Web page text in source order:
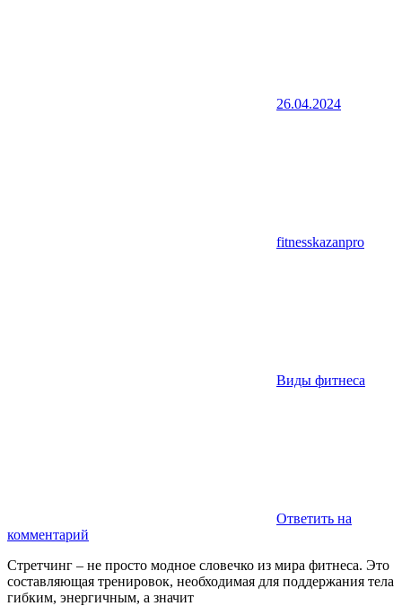
26.04.2024
fitnesskazanpro
Виды фитнеса
Ответить на
комментарий
Стретчинг – не просто модное словечко из мира фитнеса. Это
составляющая тренировок, необходимая для поддержания тела
гибким, энергичным, а значит